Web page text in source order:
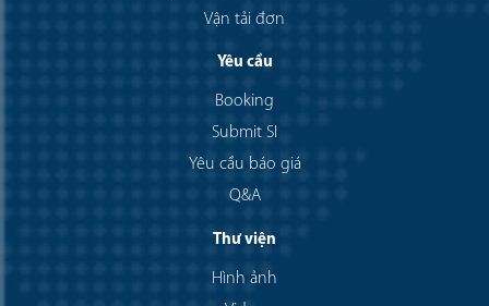
Vận tải đơn
Yêu cầu
Booking
Submit SI
Yêu cầu báo giá
Q&A
Thư viện
Hình ảnh